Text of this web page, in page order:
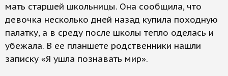
мать старшей школьницы. Она сообщила, что
девочка несколько дней назад купила походную
палатку, а в среду после школы тепло оделась и
убежала. В ее планшете родственники нашли
записку «Я ушла познавать мир».